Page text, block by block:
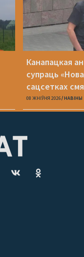
Канапацкая
супраць
сацсетках
адзін
08 ЖНІЎНЯ 2026 НАВІНЫ